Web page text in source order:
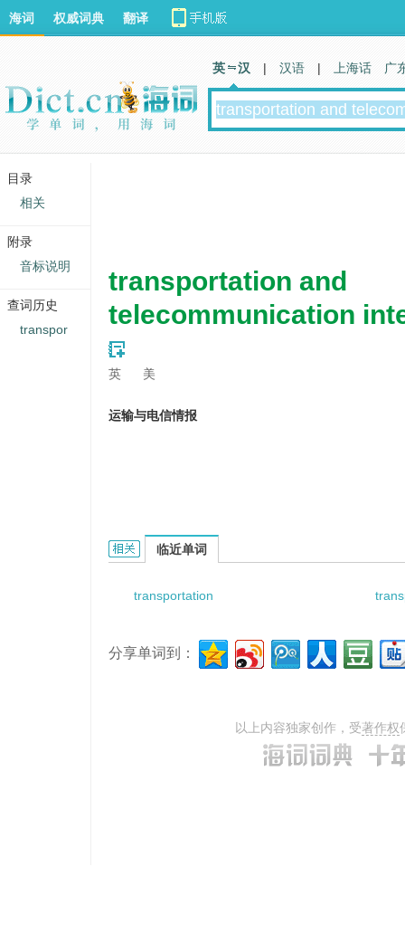
transportation and
telecommunication
英 美
运输与电信情报
transportation and telecommunication
临近单词
transportation
分享单词到：
以上内容独家创作，受著作权
海词 权威词典 翻译
英 汉 | 汉语 | 上海话 广
目录
相关
附录
音标说明
查词历史
transpor